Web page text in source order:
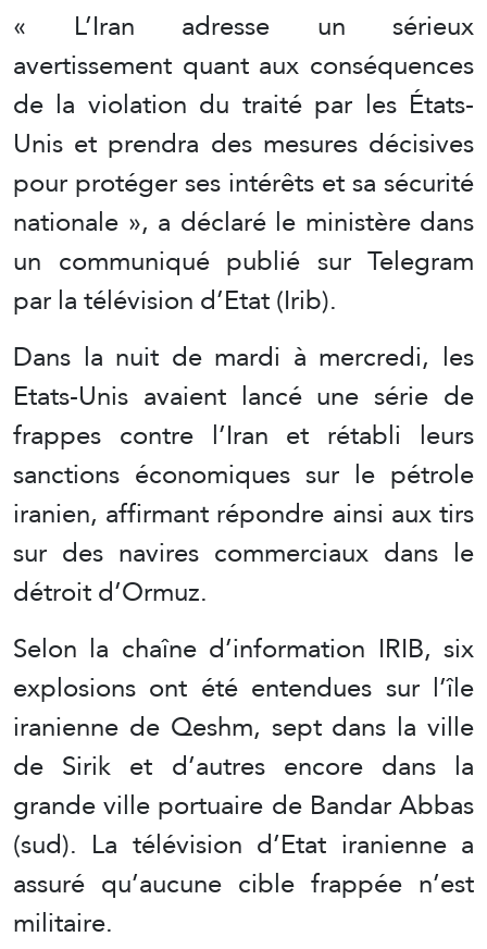
« L’Iran adresse un sérieux
avertissement quant aux conséquences
de la violation du traité par les États-
Unis et prendra des mesures décisives
pour protéger ses intérêts et sa sécurité
nationale », a déclaré le ministère dans
un communiqué publié sur Telegram
par la télévision d’Etat (Irib).
Dans la nuit de mardi à mercredi, les
Etats-Unis avaient lancé une série de
frappes contre l’Iran et rétabli leurs
sanctions économiques sur le pétrole
iranien, affirmant répondre ainsi aux tirs
sur des navires commerciaux dans le
détroit d’Ormuz.
Selon la chaîne d’information IRIB, six
explosions ont été entendues sur l’île
iranienne de Qeshm, sept dans la ville
de Sirik et d’autres encore dans la
grande ville portuaire de Bandar Abbas
(sud). La télévision d’Etat iranienne a
assuré qu’aucune cible frappée n’est
militaire.